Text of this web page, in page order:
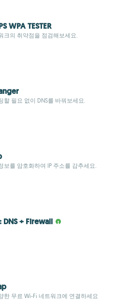
WPA TESTER
크의 취약점을 점검해보세요.
할 필요 없이 DNS를 바꿔보세요.
보를 암호화하여 IP 주소를 감추세요.
DNS + Firewall
한 무료 Wi-Fi 네트워크에 연결하세요